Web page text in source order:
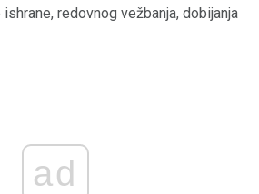
redovnog vežbanja, dobijanja
ad